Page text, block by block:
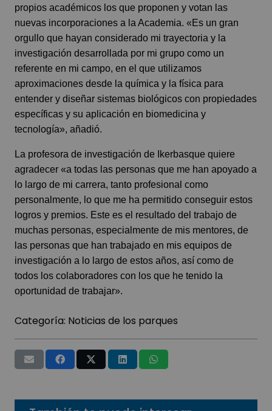
propios académicos los que proponen y votan las
nuevas incorporaciones a la Academia. «Es un gran
orgullo que hayan considerado mi trayectoria y la
investigación desarrollada por mi grupo como un
referente en mi campo, en el que utilizamos
aproximaciones desde la química y la física para
entender y diseñar sistemas biológicos con propiedades
específicas y su aplicación en biomedicina y
tecnología», añadió.
La profesora de investigación de Ikerbasque quiere
agradecer «a todas las personas que me han apoyado a
lo largo de mi carrera, tanto profesional como
personalmente, lo que me ha permitido conseguir estos
logros y premios. Este es el resultado del trabajo de
muchas personas, especialmente de mis mentores, de
las personas que han trabajado en mis equipos de
investigación a lo largo de estos años, así como de
todos los colaboradores con los que he tenido la
oportunidad de trabajar».
Categoría: Noticias de los parques